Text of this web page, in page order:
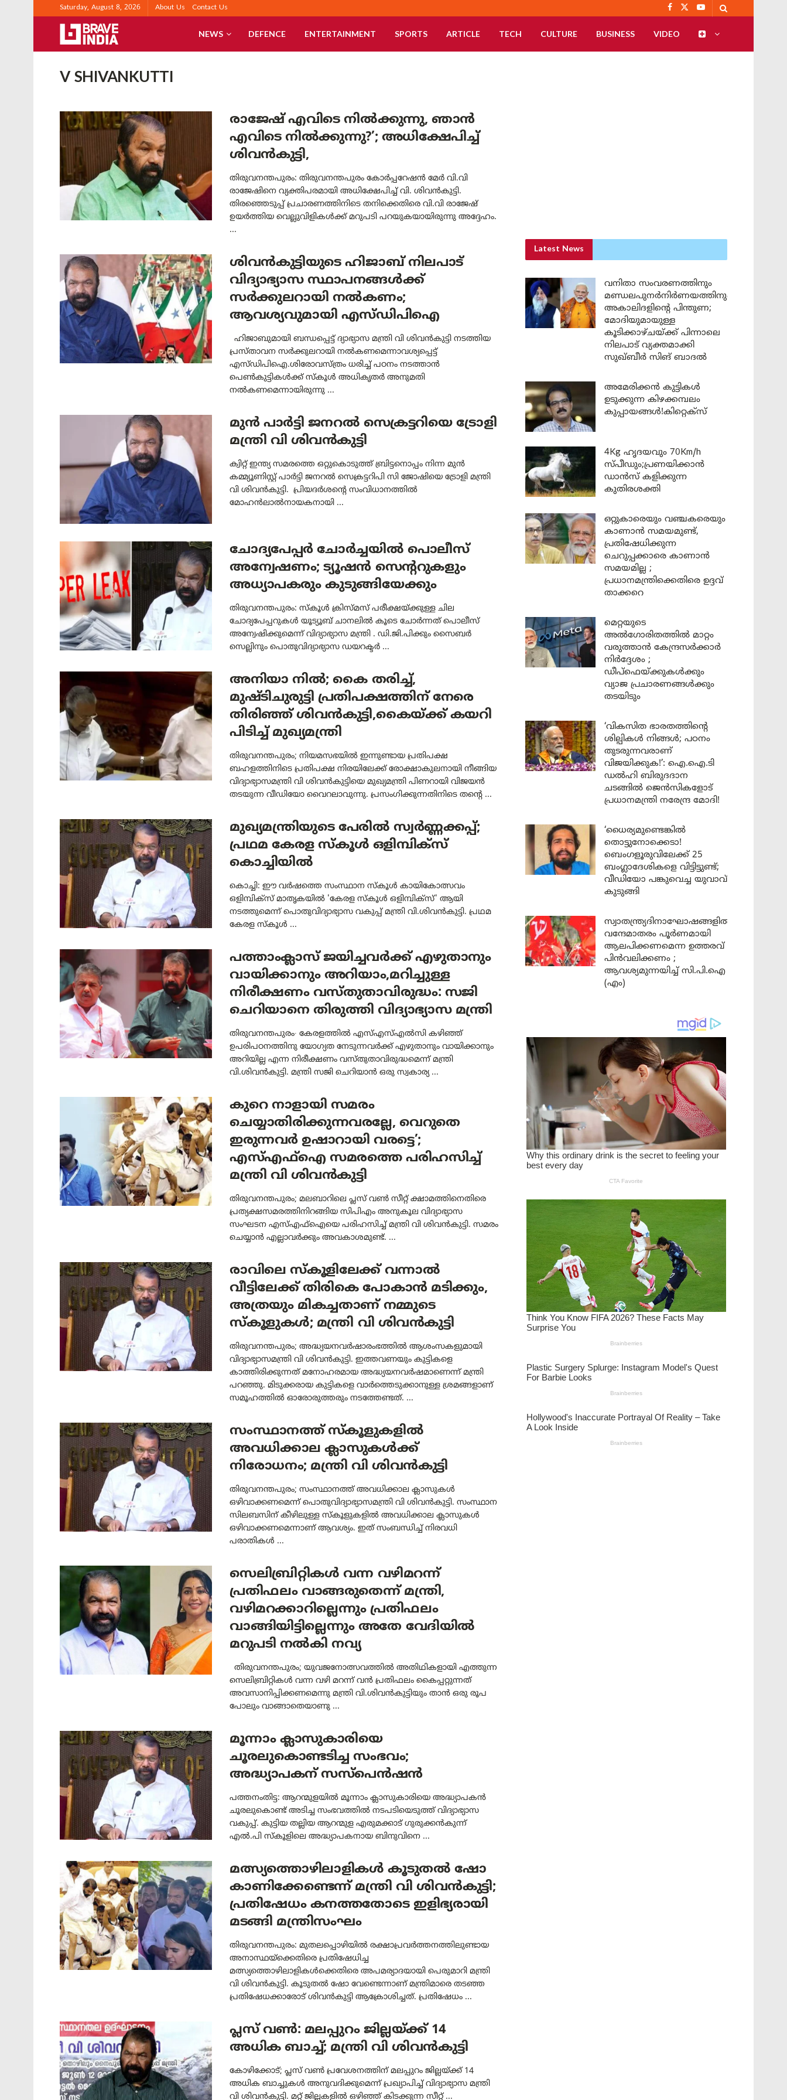
Saturday, August 8, 2026 About Us Contact Us
NEWS DEFENCE ENTERTAINMENT SPORTS ARTICLE TECH CULTURE BUSINESS VIDEO
V SHIVANKUTTI
രാജേഷ് എവിടെ നിൽക്കുന്നു, ഞാൻ
എവിടെ നിൽക്കുന്നു?’; അധിക്ഷേപിച്ച്
ശിവൻകുട്ടി,
തിരുവനന്തപുരം: തിരുവനന്തപുരം കോർപ്പറേഷൻ മേർ വി.വി
രാജേഷിനെ വ്യക്തിപരമായി അധിക്ഷേപിച്ച് വി. ശിവൻകുട്ടി.
തിരഞ്ഞെടുപ്പ് പ്രചാരണത്തിനിടെ തനിക്കെതിരെ വി.വി രാജേഷ്
ഉയർത്തിയ വെല്ലുവിളികൾക്ക് മറുപടി പറയുകയായിരുന്നു അദ്ദേഹം.
...
ശിവൻകുട്ടിയുടെ ഹിജാബ് നിലപാട്
വിദ്യാഭ്യാസ സ്ഥാപനങ്ങൾക്ക്
സർക്കുലറായി നൽകണം;
ആവശ്യവുമായി എസ്ഡിപിഐ
ഹിജാബുമായി ബന്ധപ്പെട്ട് ദ്യാഭ്യാസ മന്ത്രി വി ശിവൻകുട്ടി നടത്തിയ
പ്രസ്താവന സർക്കുലറായി നൽകണമെന്നാവശ്യപ്പെട്ട്
എസ്ഡിപിഐ.ശിരോവസ്ത്രം ധരിച്ച് പഠനം നടത്താൻ
പെൺകുട്ടികൾക്ക് സ്‌കൂൾ അധികൃതർ അനുമതി
നൽകണമെന്നായിരുന്നു ...
മുൻ പാർട്ടി ജനറൽ സെക്രട്ടറിയെ ട്രോളി
മന്ത്രി വി ശിവൻകുട്ടി
ക്വിറ്റ് ഇന്ത്യ സമരത്തെ ഒറ്റുകൊടുത്ത് ബ്രിട്ടനൊപ്പം നിന്ന മുൻ
കമ്മ്യൂണിസ്റ്റ്‌ പാർട്ടി ജനറൽ സെക്രട്ടറിപി സി ജോഷിയെ ട്രോളി മന്ത്രി
വി ശിവൻകുട്ടി. പ്രിയദർശന്റെ സംവിധാനത്തിൽ
മോഹൻലാൽനായകനായി ...
ചാേദ്യപേപ്പർ ചോർച്ചയിൽ പൊലീസ്
അന്വേഷണം; ട്യൂഷൻ സെന്ററുകളും
അധ്യാപകരും കുടുങ്ങിയേക്കും
തിരുവനന്തപുരം: സ്കൂൾ ക്രിസ്മസ് പരീക്ഷയ്ക്കുള്ള ചില
ചോദ്യപേപ്പറുകൾ യൂട്യൂബ് ചാനലിൽ കൂടെ ചോർന്നത് പൊലീസ്
അന്വേഷിക്കുമെന്ന് വിദ്യാഭ്യാസ മന്ത്രി . ഡി.ജി.പിക്കും സൈബർ
സെല്ലിനും പൊതുവിദ്യാഭ്യാസ ഡയറക്ടർ ...
അനിയാ നിൽ; കൈ തരിച്ച്,
മുഷ്ടിചുരുട്ടി പ്രതിപക്ഷത്തിന് നേരെ
തിരിഞ്ഞ് ശിവൻകുട്ടി,കൈയ്ക്ക് കയറി
പിടിച്ച് മുഖ്യമന്ത്രി
തിരുവനന്തപുരം; നിയമസഭയിൽ ഇന്നുണ്ടായ പ്രതിപക്ഷ
ബഹളത്തിനിടെ പ്രതിപക്ഷ നിരയിലേക്ക് രോക്ഷാകുലനായി നീങ്ങിയ
വിദ്യാഭ്യാസമന്ത്രി വി ശിവൻകുട്ടിയെ മുഖ്യമന്ത്രി പിണറായി വിജയൻ
തടയുന്ന വീഡിയോ വൈറലാവുന്നു. പ്രസംഗിക്കുന്നതിനിടെ തന്റെ ...
മുഖ്യമന്ത്രിയുടെ പേരിൽ സ്വർണ്ണക്കപ്പ്;
പ്രഥമ കേരള സ്കൂൾ ഒളിമ്പിക്സ്
കൊച്ചിയിൽ
കൊച്ചി: ഈ വർഷത്തെ സംസ്ഥാന സ്കൂൾ കായികോത്സവം
ഒളിമ്പിക്സ് മാതൃകയിൽ 'കേരള സ്കൂൾ ഒളിമ്പിക്സ്' ആയി
നടത്തുമെന്ന് പൊതുവിദ്യാഭ്യാസ വകുപ്പ് മന്ത്രി വി.ശിവൻകുട്ടി. പ്രഥമ
കേരള സ്കൂൾ ...
പത്താംക്ലാസ് ജയിച്ചവർക്ക് എഴുതാനും
വായിക്കാനും അറിയാം,മറിച്ചുള്ള
നിരീക്ഷണം വസ്തുതാവിരുദ്ധം: സജി
ചെറിയാനെ തിരുത്തി വിദ്യാഭ്യാസ മന്ത്രി
തിരുവനന്തപുരം∙ കേരളത്തിൽ എസ്എസ്എൽസി കഴിഞ്ഞ്
ഉപരിപഠനത്തിനു യോഗ്യത നേടുന്നവർക്ക് എഴുതാനും വായിക്കാനും
അറിയില്ല എന്ന നിരീക്ഷണം വസ്തുതാവിരുദ്ധമെന്ന് മന്ത്രി
വി.ശിവൻകുട്ടി. മന്ത്രി സജി ചെറിയാൻ ഒരു സ്വകാര്യ ...
കുറെ നാളായി സമരം
ചെയ്യാതിരിക്കുന്നവരല്ലേ, വെറുതെ
ഇരുന്നവർ ഉഷാറായി വരട്ടെ’;
എസ്എഫ്‌ഐ സമരത്തെ പരിഹസിച്ച്
മന്ത്രി വി ശിവൻകുട്ടി
തിരുവനന്തപുരം; മലബാറിലെ പ്ലസ് വൺ സീറ്റ് ക്ഷാമത്തിനെതിരെ
പ്രത്യക്ഷസമരത്തിനിറങ്ങിയ സിപിഎം അനുകൂല വിദ്യാഭ്യാസ
സംഘടന എസ്എഫ്‌ഐയെ പരിഹസിച്ച് മന്ത്രി വി ശിവൻകുട്ടി. സമരം
ചെയ്യാൻ എല്ലാവർക്കും അവകാശമുണ്ട്. ...
രാവിലെ സ്‌കൂളിലേക്ക് വന്നാൽ
വീട്ടിലേക്ക് തിരികെ പോകാൻ മടിക്കും,
അത്രയും മികച്ചതാണ് നമ്മുടെ
സ്‌കൂളുകൾ; മന്ത്രി വി ശിവൻകുട്ടി
തിരുവനന്തപുരം; അദ്ധ്യയനവർഷാരംഭത്തിൽ ആശംസകളുമായി
വിദ്യാഭ്യാസമന്ത്രി വി ശിവൻകുട്ടി. ഇത്തവണയും കുട്ടികളെ
കാത്തിരിക്കുന്നത് മനോഹരമായ അദ്ധ്യയനവർഷമാണെന്ന് മന്ത്രി
പറഞ്ഞു. മിടുക്കരായ കുട്ടികളെ വാർത്തെടുക്കാനുള്ള ശ്രമങ്ങളാണ്
സമൂഹത്തിൽ ഓരോരുത്തരും നടത്തേണ്ടത്. ...
സംസ്ഥാനത്ത് സ്‌കൂളുകളിൽ
അവധിക്കാല ക്ലാസുകൾക്ക്
നിരോധനം; മന്ത്രി വി ശിവൻകുട്ടി
തിരുവനന്തപുരം; സംസ്ഥാനത്ത് അവധിക്കാല ക്ലാസുകൾ
ഒഴിവാക്കണമെന്ന് പൊതുവിദ്യാഭ്യാസമന്ത്രി വി ശിവൻകുട്ടി. സംസ്ഥാന
സിലബസിന് കീഴിലുള്ള സ്‌കൂളുകളിൽ അവധിക്കാല ക്ലാസുകൾ
ഒഴിവാക്കണമെന്നാണ് ആവശ്യം. ഇത് സംബന്ധിച്ച് നിരവധി
പരാതികൾ ...
സെലിബ്രിറ്റികൾ വന്ന വഴിമറന്ന്
പ്രതിഫലം വാങ്ങരുതെന്ന് മന്ത്രി,
വഴിമറക്കാറില്ലെന്നും പ്രതിഫലം
വാങ്ങിയിട്ടില്ലെന്നും അതേ വേദിയിൽ
മറുപടി നൽകി നവ്യ
തിരുവനന്തപുരം; യുവജനോത്സവത്തിൽ അതിഥികളായി എത്തുന്ന
സെലിബ്രിറ്റികൾ വന്ന വഴി മറന്ന് വൻ പ്രതിഫലം കൈപ്പറ്റുന്നത്
അവസാനിപ്പിക്കണമെന്നു മന്ത്രി വി.ശിവൻകുട്ടിയും താൻ ഒരു രൂപ
പോലും വാങ്ങാതെയാണു ...
മൂന്നാം ക്ലാസുകാരിയെ
ചൂരലുകൊണ്ടടിച്ച സംഭവം;
അദ്ധ്യാപകന് സസ്‌പെൻഷൻ
പത്തനംതിട്ട: ആറന്മുളയിൽ മൂന്നാം ക്ലാസുകാരിയെ അദ്ധ്യാപകൻ
ചൂരലുകൊണ്ട് അടിച്ച സംഭവത്തിൽ നടപടിയെടുത്ത് വിദ്യാഭ്യാസ
വകുപ്പ്. കുട്ടിയ തല്ലിയ ആറന്മുള എരുമക്കാട് ഗുരുക്കൻകുന്ന്
എൽ.പി സ്‌കൂളിലെ അദ്ധ്യാപകനായ ബിനുവിനെ ...
മത്സ്യത്തൊഴിലാളികൾ കൂടുതൽ ഷോ
കാണിക്കേണ്ടെന്ന് മന്ത്രി വി ശിവൻകുട്ടി;
പ്രതിഷേധം കനത്തതോടെ ഇളിഭ്യരായി
മടങ്ങി മന്ത്രിസംഘം
തിരുവനന്തപുരം: മുതലപ്പൊഴിയിൽ രക്ഷാപ്രവർത്തനത്തിലുണ്ടായ
അനാസ്ഥയ്‌ക്കെതിരെ പ്രതിഷേധിച്ച
മത്സ്യത്തൊഴിലാളികൾക്കെതിരെ അപമര്യാദയായി പെരുമാറി മന്ത്രി
വി ശിവൻകുട്ടി. കൂടുതൽ ഷോ വേണ്ടെന്നാണ് മന്ത്രിമാരെ തടഞ്ഞ
പ്രതിഷേധക്കാരോട് ശിവൻകുട്ടി ആക്രോശിച്ചത്. പ്രതിഷേധം ...
പ്ലസ് വൺ: മലപ്പുറം ജില്ലയ്ക്ക് 14
അധിക ബാച്ച്; മന്ത്രി വി ശിവൻകുട്ടി
കോഴിക്കോട്; പ്ലസ് വൺ പ്രവേശനത്തിന് മലപ്പുറം ജില്ലയ്ക്ക് 14
അധിക ബാച്ചുകൾ അനുവദിക്കുമെന്ന് പ്രഖ്യാപിച്ച് വിദ്യാഭ്യാസ മന്ത്രി
വി ശിവൻകുട്ടി. മറ്റ് ജില്ലകളിൽ ഒഴിഞ്ഞ് കിടക്കുന്ന സീറ്റ് ...
Latest News
വനിതാ സംവരണത്തിനും
മണ്ഡലപുനർനിർണയത്തിനും
അകാലിദളിന്റെ പിന്തുണ;
മോദിയുമായുള്ള
കൂടിക്കാഴ്ചയ്ക്ക് പിന്നാലെ
നിലപാട് വ്യക്തമാക്കി
സുഖ്ബീർ സിങ് ബാദൽ
അമേരിക്കൻ കുട്ടികൾ
ഉടുക്കുന്ന കിഴക്കമ്പലം
കുപ്പായങ്ങൾ!കിറ്റെക്സ്
4Kg ഹൃദയവും 70Km/h
സ്പീഡും;പ്രണയിക്കാൻ
ഡാൻസ് കളിക്കുന്ന
കുതിരശക്തി
ഒറ്റുകാരെയും വഞ്ചകരെയും
കാണാൻ സമയമുണ്ട്,
പ്രതിഷേധിക്കുന്ന
ചെറുപ്പക്കാരെ കാണാൻ
സമയമില്ല ;
പ്രധാനമന്ത്രിക്കെതിരെ ഉദ്ദവ്
താക്കറെ
മെറ്റയുടെ
അൽഗോരിതത്തിൽ മാറ്റം
വരുത്താൻ കേന്ദ്രസർക്കാർ
നിർദ്ദേശം ;
ഡീപ്‌ഫെയ്ക്കുകൾക്കും
വ്യാജ പ്രചാരണങ്ങൾക്കും
തടയിടും
‘വികസിത ഭാരതത്തിന്റെ
ശില്പികൾ നിങ്ങൾ; പഠനം
തുടരുന്നവരാണ്
വിജയിക്കുക!’: ഐ.ഐ.ടി
ഡൽഹി ബിരുദദാന
ചടങ്ങിൽ ജെൻസികളോട്
പ്രധാനമന്ത്രി നരേന്ദ്ര മോദി!
‘ധൈര്യമുണ്ടെങ്കിൽ
തൊട്ടുനോക്കെടാ!
ബെംഗളൂരുവിലേക്ക് 25
ബംഗ്ലാദേശികളെ വിട്ടിട്ടുണ്ട്;
വീഡിയോ പങ്കുവെച്ച യുവാവ്
കുടുങ്ങി
സ്വാതന്ത്ര്യദിനാഘോഷങ്ങളിൽ
വന്ദേമാതരം പൂർണമായി
ആലപിക്കണമെന്ന ഉത്തരവ്
പിൻവലിക്കണം ;
ആവശ്യമുന്നയിച്ച് സി.പി.ഐ
(എം)